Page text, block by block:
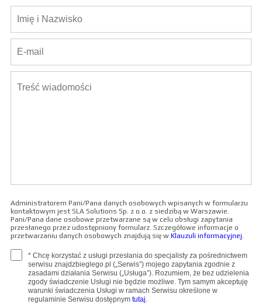
Administratorem Pani/Pana danych osobowych wpisanych w formularzu
kontaktowym jest SLA Solutions Sp. z o.o. z siedzibą w Warszawie.
Pani/Pana dane osobowe przetwarzane są w celu obsługi zapytania
przesłanego przez udostępniony formularz. Szczegółowe informacje o
przetwarzaniu danych osobowych znajdują się w Klauzuli informacyjnej.
* Chcę korzystać z usługi przesłania do specjalisty za pośrednictwem
serwisu znajdzbieglego.pl („Serwis”) mojego zapytania zgodnie z
zasadami działania Serwisu („Usługa”). Rozumiem, że bez udzielenia
zgody świadczenie Usługi nie będzie możliwe. Tym samym akceptuję
warunki świadczenia Usługi w ramach Serwisu określone w
regulaminie Serwisu dostępnym tutaj.